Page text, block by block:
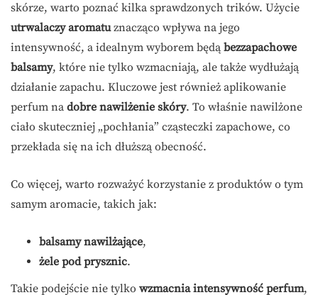
skórze, warto poznać kilka sprawdzonych trików. Użycie
utrwalaczy aromatuznacząco wpływa na jego
intensywność, a idealnym wyborem będą bezzapachowe
balsamy, które nie tylko wzmacniają, ale także wydłużają
działanie zapachu. Kluczowe jest również aplikowanie
perfum na dobre nawilżenie skóry. To właśnie nawilżone
ciało skuteczniej „pochłania” cząsteczki zapachowe, co
przekłada się na ich dłuższą obecność.
Co więcej, warto rozważyć korzystanie z produktów o tym
samym aromacie, takich jak:
balsamy nawilżające,
żele pod prysznic.
Takie podejście nie tylko wzmacnia intensywność perfum,